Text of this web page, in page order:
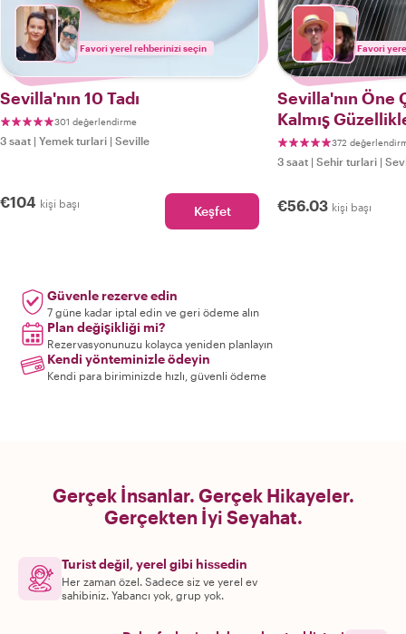
Favori yerel rehberinizi seçin
Sevilla'nın 10 Tadı
301 değerlendirme
3 saat | Yemek turlari | Seville
€104 kişi başı Keşfet
Favori
Sevilla'nın Öne
Kalmış
372
3 saat | Sehir turlari |
€56.03 kişi başı
Güvenle rezerve edin
7 güne kadar iptal edin ve geri ödeme alın
Plan değişikliği mi?
Rezervasyonunuzu kolayca yeniden planlayın
Kendi yönteminizle ödeyin
Kendi para biriminizde hızlı, güvenli ödeme
Gerçek İnsanlar. Gerçek Hikayeler.
Gerçekten İyi Seyahat.
Turist değil, yerel gibi hissedin
Her zaman özel. Sadece siz ve yerel ev
sahibiniz. Yabancı yok, grup yok.